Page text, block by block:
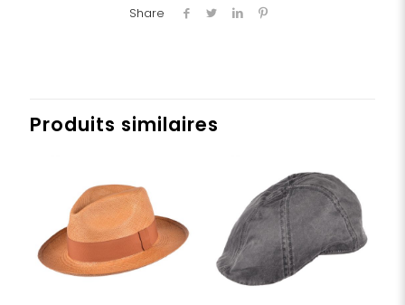
Share
Produits similaires